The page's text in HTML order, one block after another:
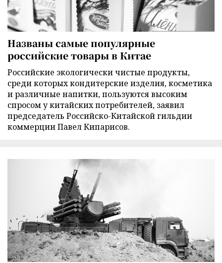
Названы самые популярные
российские товары в Китае
Российские экологически чистые продукты,
среди которых кондитерские изделия, косметика
и различные напитки, пользуются высоким
спросом у китайских потребителей, заявил
председатель Российско-Китайской гильдии
коммерции Павел Кипарисов.